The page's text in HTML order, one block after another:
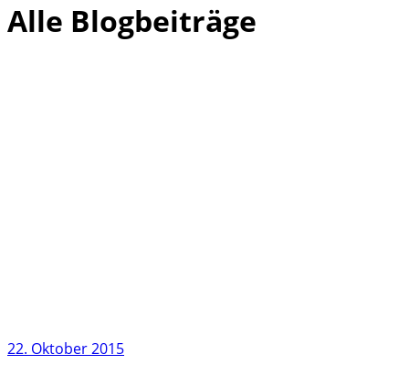
Alle Blogbeiträge
22. Oktober 2015